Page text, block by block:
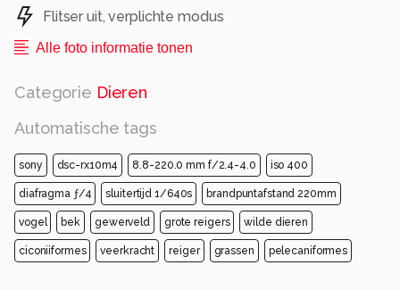
Flitser uit, verplichte modus
Alle foto informatie tonen
Categorie Dieren
Automatische tags
sony dsc-rx10m4 8.8-220.0 mm f/2.4-4.0 iso 400
diafragma ƒ/4 sluitertijd 1/640s brandpuntafstand 220mm
vogel bek gewerveld grote reigers wilde dieren
ciconiiformes veerkracht reiger grassen pelecaniformes